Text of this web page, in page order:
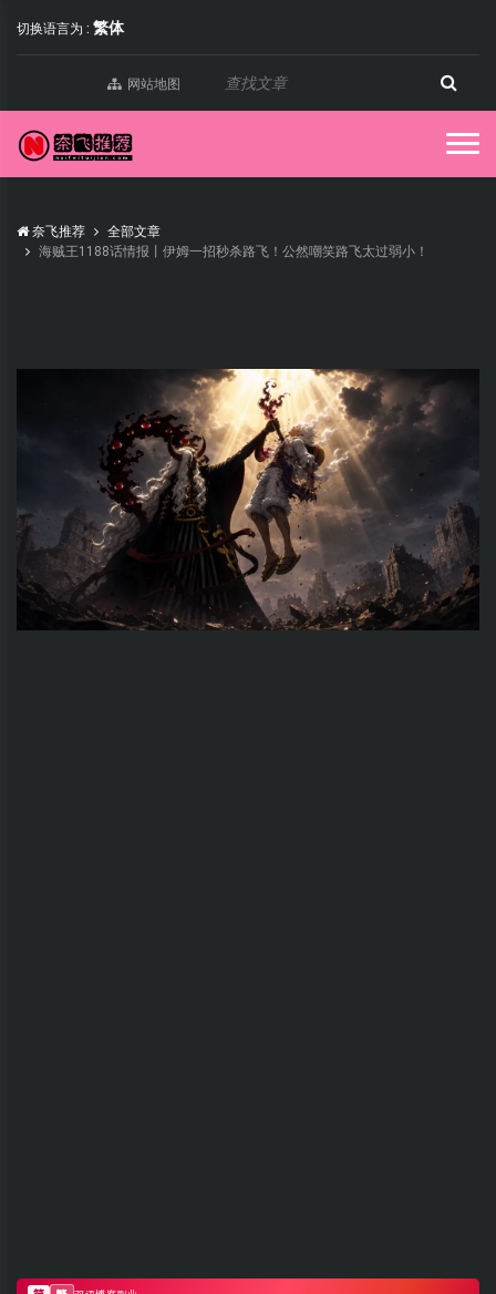
切换语言为 : 繁体
网站地图
奈飞推荐
全部文章
海贼王1188话情报丨伊姆一招秒杀路飞！公然嘲笑路飞太过弱小！